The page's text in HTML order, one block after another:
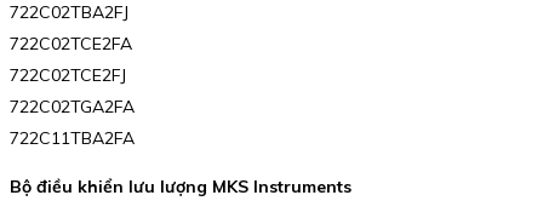
722C02TBA2FJ
722C02TCE2FA
722C02TCE2FJ
722C02TGA2FA
722C11TBA2FA
Bộ điều khiển lưu lượng MKS Instruments